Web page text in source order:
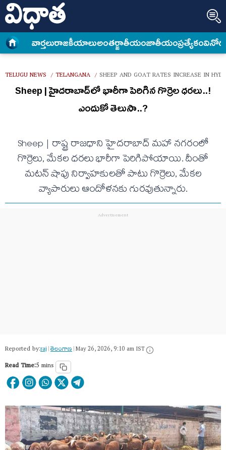
వార్త‌లురాజకీయాలుఅంత‌ర్జాతీయంజాతీయంప్రత్యేకం
TELUGU NEWS / TELANGANA / SHEEP AND GOAT RATES INCREASE IN
Sheep | హైద‌రాబాద్‌లో భారీగా పెరిగిన గొర్రెల ధ‌ర‌లు..!
ఎందుకో తెలుసా..?
Sheep | రాష్ట్ర రాజ‌ధాని హైద‌రాబాద్ మ‌హా న‌గ‌రంలో
గొర్రెలు, మేక‌ల‌ ధ‌ర‌లు భారీగా పెరిగిపోయాయి. దీంతో
మ‌ట‌న్ షాపు నిర్వాహ‌కుల‌తో పాటు గొర్రెలు, మేక‌ల
వ్యాపారులు ఆందోళ‌న‌కు గుర‌వుతున్నారు.
Reported by:raj|తెలంగాణ‌|May 26, 2026, 9:10 am IST
Read Time:5 mins